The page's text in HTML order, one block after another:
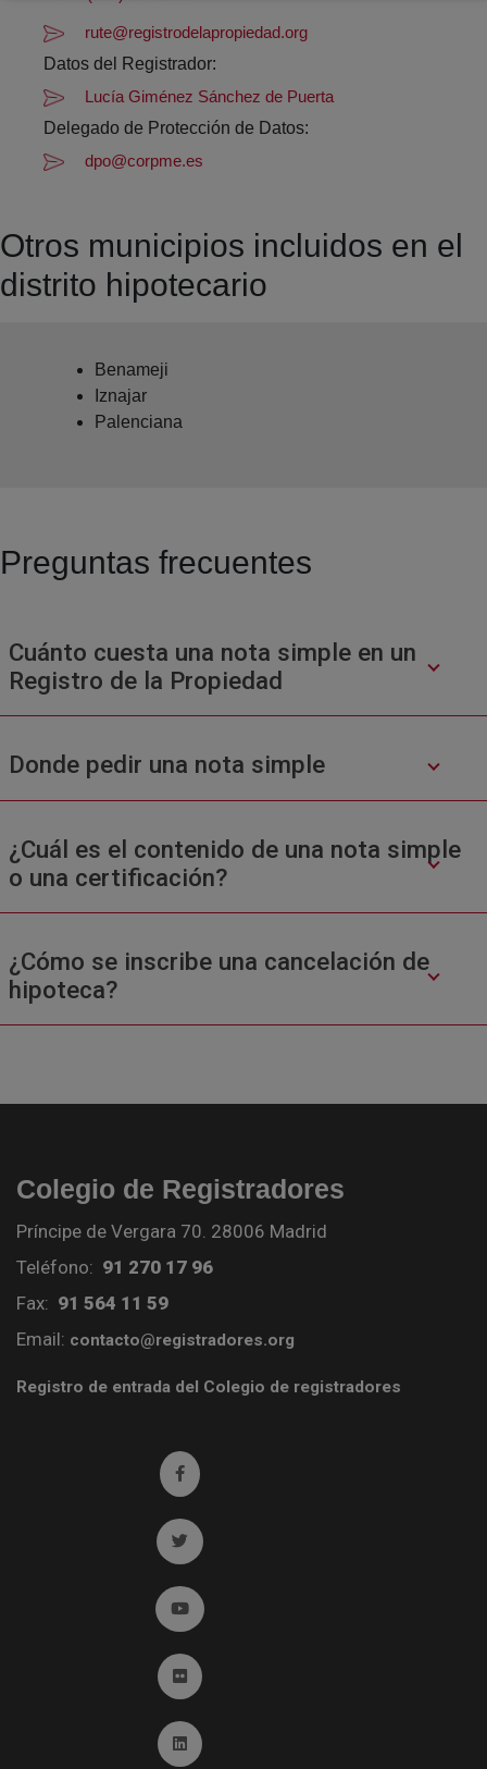
rute@registrodelapropiedad.org
Datos del Registrador:
Lucía Giménez Sánchez de Puerta
Delegado de Protección de Datos:
dpo@corpme.es
Otros municipios incluidos en el
distrito hipotecario
Benameji
Iznajar
Palenciana
Preguntas frecuentes
Cuánto cuesta una nota simple en un
Registro de la Propiedad
Donde pedir una nota simple
¿Cuál es el contenido de una nota simple
o una certificación?
¿Cómo se inscribe una cancelación de
hipoteca?
Colegio de Registradores
Príncipe de Vergara 70. 28006 Madrid
Teléfono: 91 270 17 96
Fax: 91 564 11 59
Email: contacto@registradores.org
Registro de entrada del Colegio de registradores
Ir a facebook (abre en ventana nueva)
Ir a twitter (abre en ventana nueva)
Ir a YouTube (abre en ventana nueva)
Ir a Flickr (abre en ventana nueva)
Ir a Linkedin (abre en ventana nueva)